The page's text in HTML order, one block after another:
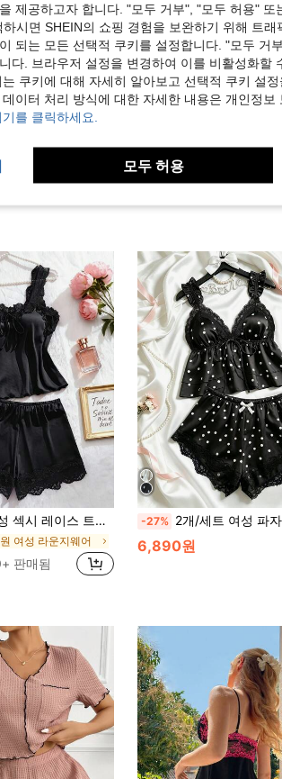
도움
더 보기
플 블라우스 및 레이스 패널 팬티 편안한 잠옷 란제리 세트
여성 라운지웨어
판매됨
-27% 2개/세트 여성 파자마 세트, 레이스 브이넥 홀터 탑과 레이스 패치워크 반바지, 허리 리본 장식, 편안하고 부
6,890원
제공하고자 합니다. "모두 거부", "모두 허용"
시면 SHEIN의 쇼핑 경험을 보완하기 위해 트
되는 모든 선택적 쿠키를 설정합니다. "모두 거
다. 브라우저 설정을 변경하여 이를 비활성화할
쿠키에 대해 자세히 알아보고 선택적 쿠키 설
이터 처리 방식에 대한 자세한 내용은 개인정보
를 클릭하세요.
모두 허용